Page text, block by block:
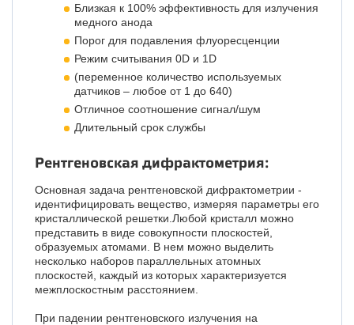
Близкая к 100% эффективность для излучения
медного анода
Порог для подавления флуоресценции
Режим считывания 0D и 1D
(переменное количество используемых
датчиков – любое от 1 до 640)
Отличное соотношение сигнал/шум
Длительный срок службы
Рентгеновская дифрактометрия:
Основная задача рентгеновской дифрактометрии -
идентифицировать вещество, измеряя параметры его
кристаллической решетки.Любой кристалл можно
представить в виде совокупности плоскостей,
образуемых атомами. В нем можно выделить
несколько наборов параллельных атомных
плоскостей, каждый из которых характеризуется
межплоскостным расстоянием.
При падении рентгеновского излучения на